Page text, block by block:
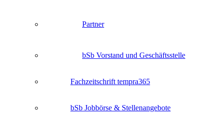
Partner
bSb Vorstand und Geschäftsstelle
Fachzeitschrift tempra365
bSb Jobbörse & Stellenangebote